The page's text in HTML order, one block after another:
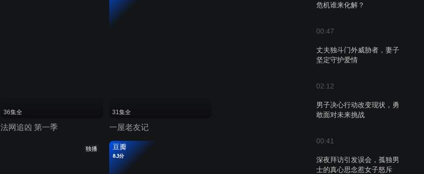
危机谁来化解？
00:47
丈夫独斗门外威胁者，妻子
坚定守护爱情
02:12
男子决心行动改变现状，勇
敢面对未来挑战
00:41
深夜拜访引发误会，孤独男
士的真心思念惹女子怒斥
36集全
法网追凶 第一季
31集全
一屋老友记
独播 豆瓣
8.3分